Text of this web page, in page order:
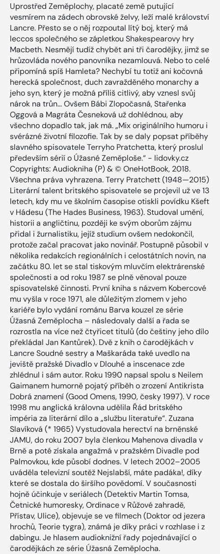
Uprostřed Zeměplochy, placaté země putující
vesmírem na zádech obrovské želvy, leží malé království
Lancre. Přesto se o něj rozpoutal lítý boj, který má
leccos společného se zápletkou Shakespearovy hry
Macbeth. Nesmějí tudíž chybět ani tři čarodějky, jimž se
hrůzovláda nového panovníka nezamlouvá. Nebo to celé
připomíná spíš Hamleta? Nechybí tu totiž ani kočovná
herecká společnost, duch zavražděného monarchy a
jeho syn, který je možná příliš citlivý, aby vznesl svůj
nárok na trůn… Ovšem Bábi Zlopočasná, Stařenka
Oggová a Magráta Česneková už dohlédnou, aby
všechno dopadlo tak, jak má. „Mix originálního humoru i
svérázné životní filozofie. Tak by se daly popsat příběhy
slavného spisovatele Terryho Pratchetta, který proslul
především sérií o Úžasné Zeměploše.“ - lidovky.cz
Copyrights: Audiokniha (P) & © OneHotBook, 2018.
Všechna práva vyhrazena. Terry Pratchett (1948—2015)
Literární talent britského spisovatele se projevil už ve 13
letech, kdy mu ve školním časopise otiskli povídku Kšeft
v Hádesu (The Hades Business, 1963). Studoval umění,
historii a angličtinu, později ke svým oborům zájmu
přidal i žurnalistiku, jejíž studium ovšem nedokončil,
protože začal pracovat jako novinář. Postupně působil v
několika redakcích regionálních i celostátních novin, na
začátku 80. let se stal tiskovým mluvčím elektrárenské
společnosti a od roku 1987 se plně věnoval pouze
spisovatelské činnosti. První kniha s názvem Kobercové
mu vyšla v roce 1971, ale důležitým zlomem v jeho
kariéře bylo vydání románu Barva kouzel ze série
Úžasná Zeměplocha – následovaly další a řada se
rozrostla na více než čtyřicet titulů (do češtiny jeho dílo
překládal Jan Kantůrek). Dvě z knih o čarodějkách v
Lancre Soudné sestry a Maškaráda také uvedlo na
jeviště pražské Divadlo v Dlouhé a inscenace zde
zhlédnul i sám autor. Roku 1990 napsal spolu s Neilem
Gaimanem humorně pojatý příběh o zrození Antikrista
Dobrá znamení (Good Omens, 1990, česky 1997). V roce
1998 mu anglická královna udělila Řád britského
impéria za literární dílo a „službu literatuře“. Zuzana
Slavíková (* 1965) Vystudovala herectví na brněnské
JAMU, do roku 2007 byla členkou Mahenova divadla v
Brně a poté získala angažmá v pražském Divadle pod
Palmovkou, kde působí dodnes. V letech 2002–2005
uváděla televizní soutěž Nejslabší, máte padáka!, díky
které se dostala do širšího povědomí. V současnosti
hojně účinkuje v seriálech (Detektiv Martin Tomsa,
Četnické humoresky, Ordinace v Růžové zahradě,
Přístav, Ulice), objevuje se ve filmech (Doktor od jezera
hrochů, Teorie tygra), známá je díky práci v rozhlase i z
dabingu. Je hlasem audioknižní řady pojednávající o
čarodějkách ze série Úžasná Zeměplocha.